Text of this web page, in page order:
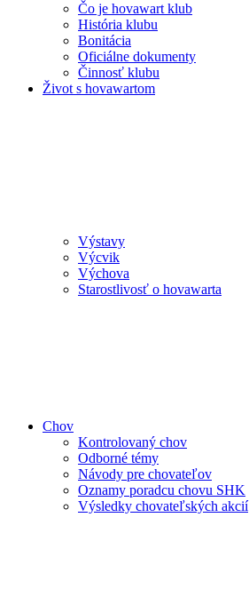
Čo je hovawart klub
História klubu
Bonitácia
Oficiálne dokumenty
Činnosť klubu
Život s hovawartom
Výstavy
Výcvik
Výchova
Starostlivosť o hovawarta
Chov
Kontrolovaný chov
Odborné témy
Návody pre chovateľov
Oznamy poradcu chovu SHK
Výsledky chovateľských akcií